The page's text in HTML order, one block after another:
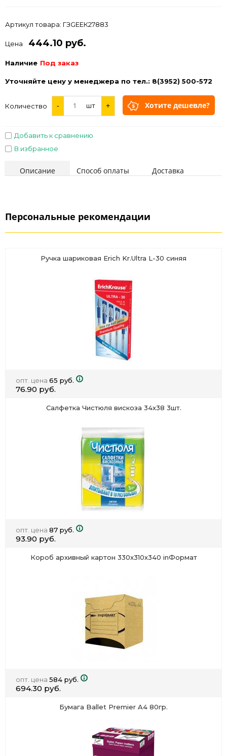
Артикул товара: ГЗGEЕК27883
Цена 444.10 руб.
Наличие Под заказ
Уточняйте цену у менеджера по тел.: 8(3952) 500-572
Количество - шт + Хотите дешевле?
Добавить к сравнению
В избранное
Описание Способ оплаты Доставка
Персональные рекомендации
Ручка шариковая Erich Kr.Ultra L-30 синяя
опт. цена 65 руб.
76.90 руб.
Салфетка Чистюля вискоза 34х38 3шт.
опт. цена 87 руб.
93.90 руб.
Короб архивный картон 330х310х340 inФормат
опт. цена 584 руб.
694.30 руб.
Бумага Ballet Premier A4 80гр.